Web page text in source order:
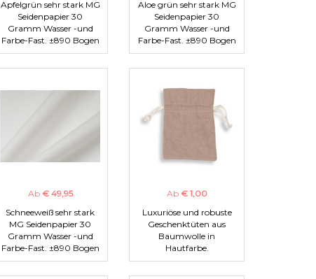
Apfelgrün sehr stark MG
Seidenpapier 30
Gramm Wasser -und
Farbe-Fast. ±890 Bogen
Aloe grün sehr stark MG
Seidenpapier 30
Gramm Wasser -und
Farbe-Fast. ±890 Bogen
Ab € 49,95
Schneeweiß sehr stark
MG Seidenpapier 30
Gramm Wasser -und
Farbe-Fast. ±890 Bogen
Ab € 1,00
Luxuriöse und robuste
Geschenktüten aus
Baumwolle in
Hautfarbe.